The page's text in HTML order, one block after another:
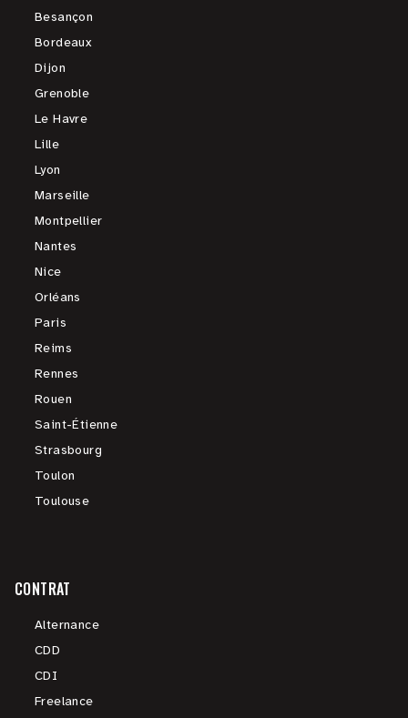
Besançon
Bordeaux
Dijon
Grenoble
Le Havre
Lille
Lyon
Marseille
Montpellier
Nantes
Nice
Orléans
Paris
Reims
Rennes
Rouen
Saint-Étienne
Strasbourg
Toulon
Toulouse
CONTRAT
Alternance
CDD
CDI
Freelance